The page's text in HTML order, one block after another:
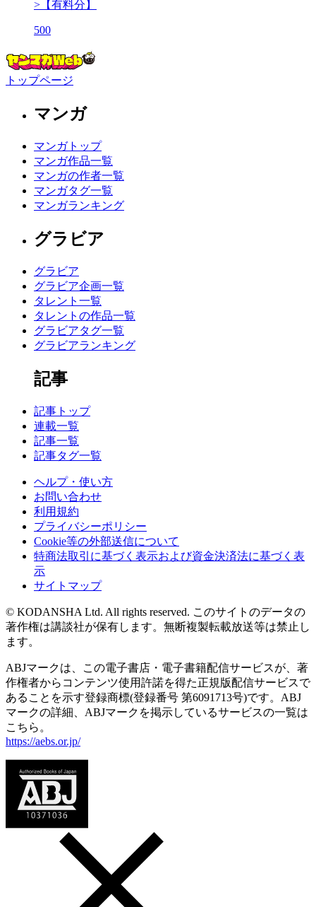
>【有料分】
500
トップページ
マンガ
マンガトップ
マンガ作品一覧
マンガの作者一覧
マンガタグ一覧
マンガランキング
グラビア
グラビア
グラビア企画一覧
タレント一覧
タレントの作品一覧
グラビアタグ一覧
グラビアランキング
記事
記事トップ
連載一覧
記事一覧
記事タグ一覧
ヘルプ・使い方
お問い合わせ
利用規約
プライバシーポリシー
Cookie等の外部送信について
特商法取引に基づく表示および資金決済法に基づく表
示
サイトマップ
© KODANSHA Ltd. All rights reserved. このサイトのデータの
著作権は講談社が保有します。無断複製転載放送等は禁止し
ます。
ABJマークは、この電子書店・電子書籍配信サービスが、著
作権者からコンテンツ使用許諾を得た正規版配信サービスで
あることを示す登録商標(登録番号 第6091713号)です。ABJ
マークの詳細、ABJマークを掲示しているサービスの一覧は
こちら。
https://aebs.or.jp/